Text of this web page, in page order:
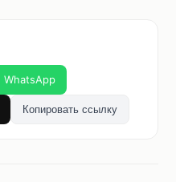
WhatsApp
Копировать ссылку